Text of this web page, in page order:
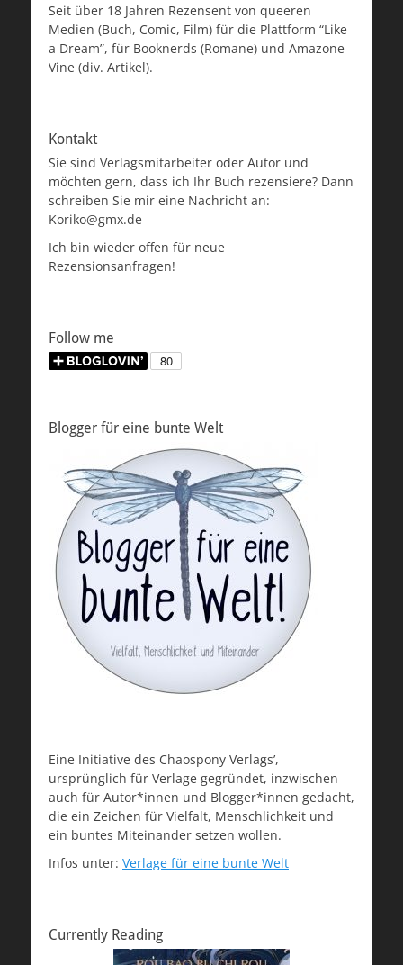
Seit über 18 Jahren Rezensent von queeren
Medien (Buch, Comic, Film) für die Plattform “Like
a Dream”, für Booknerds (Romane) und Amazone
Vine (div. Artikel).
Kontakt
Sie sind Verlagsmitarbeiter oder Autor und
möchten gern, dass ich Ihr Buch rezensiere? Dann
schreiben Sie mir eine Nachricht an:
Koriko@gmx.de
Ich bin wieder offen für neue
Rezensionsanfragen!
Follow me
Blogger für eine bunte Welt
Eine Initiative des Chaospony Verlags’,
ursprünglich für Verlage gegründet, inzwischen
auch für Autor*innen und Blogger*innen gedacht,
die ein Zeichen für Vielfalt, Menschlichkeit und
ein buntes Miteinander setzen wollen.
Infos unter: Verlage für eine bunte Welt
Currently Reading